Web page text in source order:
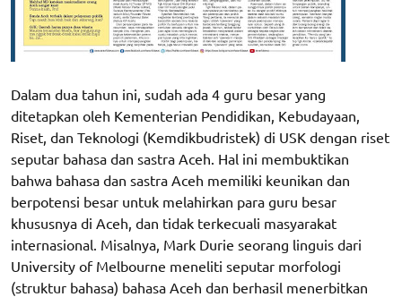
Dalam dua tahun ini, sudah ada 4 guru besar yang
ditetapkan oleh Kementerian Pendidikan, Kebudayaan,
Riset, dan Teknologi (Kemdikbudristek) di USK dengan riset
seputar bahasa dan sastra Aceh. Hal ini membuktikan
bahwa bahasa dan sastra Aceh memiliki keunikan dan
berpotensi besar untuk melahirkan para guru besar
khususnya di Aceh, dan tidak terkecuali masyarakat
internasional. Misalnya, Mark Durie seorang linguis dari
University of Melbourne meneliti seputar morfologi
(struktur bahasa) bahasa Aceh dan berhasil menerbitkan